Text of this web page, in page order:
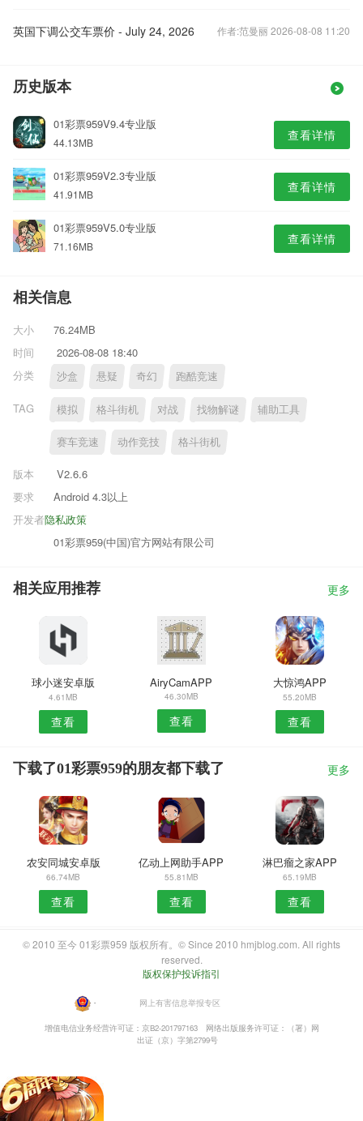
英国下调公交车票价 - July 24, 2026 作者:范曼丽 2026-08-08 11:20
历史版本
01彩票959V9.4专业版
44.13MB 查看详情
01彩票959V2.3专业版
41.91MB 查看详情
01彩票959V5.0专业版
71.16MB 查看详情
相关信息
大小
76.24MB
时间
2026-08-08 18:40
分类
沙盒 悬疑 奇幻 跑酷竞速
TAG 模拟 格斗街机 对战 找物解谜 辅助工具
赛车竞速 动作竞技 格斗街机
版本
V2.6.6
要求
Android 4.3以上
隐私政策
开发者
01彩票959(中国)官方网站有限公司
相关应用推荐 更多
球小迷安卓版
4.61MB
查看
AiryCamAPP
46.30MB
查看
大惊鸿APP
55.20MB
查看
下载了01彩票959的朋友都下载了 更多
农安同城安卓版
66.74MB
查看
亿动上网助手APP
55.81MB
查看
淋巴瘤之家APP
65.19MB
查看
© 2010 至今 01彩票959 版权所有。© Since 2010 hmjblog.com. All rights
reserved.
版权保护投诉指引
・ 网上有害信息举报专区
增值电信业务经营许可证：京B2-201797163
网络出版服务许可证：（署）网
出证（京）字第2799号